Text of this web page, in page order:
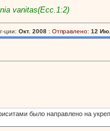
vanitas(Ecc.1:2)
ции: Окт. 2008: Отправлено: 12
было направлено на